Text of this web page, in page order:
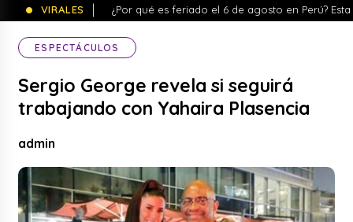
VIRALES
¿Por qué es feriado el 6 de agosto en Perú?
ESPECTÁCULOS
Sergio George revela si seguirá
trabajando con Yahaira Plasencia
admin